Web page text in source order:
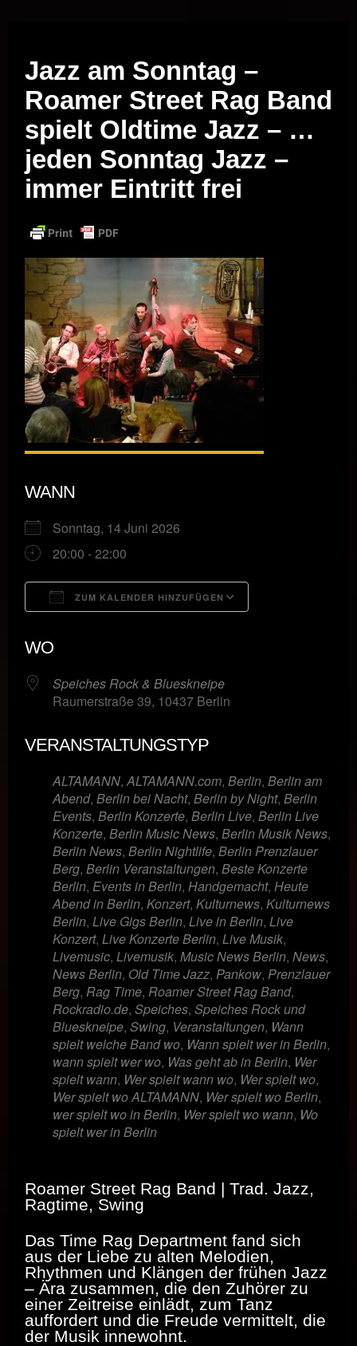
Jazz am Sonntag –
Roamer Street Rag Band
spielt Oldtime Jazz – …
jeden Sonntag Jazz –
immer Eintritt frei
WANN
Sonntag, 14 Juni 2026
20:00 - 22:00
ZUM KALENDER HINZUFÜGEN
WO
Speiches Rock & Blueskneipe
Raumerstraße 39, 10437 Berlin
VERANSTALTUNGSTYP
ALTAMANN,ALTAMANN.com, Berlin, Berlin am
Abend, Berlin bei Nacht, Berlin by Night, Berlin
Events, Berlin Konzerte, Berlin Live, Berlin Live
Konzerte, Berlin Music News, Berlin Musik News,
Berlin News, Berlin Nightlife, Berlin Prenzlauer
Berg, Berlin Veranstaltungen, Beste Konzerte
Berlin, Events in Berlin, Handgemacht, Heute
Abend in Berlin, Konzert, Kulturnews, Kulturnews
Berlin, Live Gigs Berlin, Live in Berlin, Live
Konzert, Live Konzerte Berlin, Live Musik,
Livemusic, Livemusik, Music News Berlin, News,
News Berlin, Old Time Jazz, Pankow, Prenzlauer
Berg, Rag Time, Roamer Street Rag Band,
Rockradio.de, Speiches, Speiches Rock und
Blueskneipe, Swing, Veranstaltungen, Wann
spielt welche Band wo, Wann spielt wer in Berlin,
wann spielt wer wo, Was geht ab in Berlin, Wer
spielt wann, Wer spielt wann wo, Wer spielt wo,
Wer spielt wo ALTAMANN, Wer spielt wo Berlin,
wer spielt wo in Berlin, Wer spielt wo wann, Wo
spielt wer in Berlin
Roamer Street Rag Band | Trad. Jazz,
Ragtime, Swing
Das Time Rag Department fand sich
aus der Liebe zu alten Melodien,
Rhythmen und Klängen der frühen Jazz
– Ära zusammen, die den Zuhörer zu
einer Zeitreise einlädt, zum Tanz
auffordert und die Freude vermittelt, die
der Musik innewohnt.